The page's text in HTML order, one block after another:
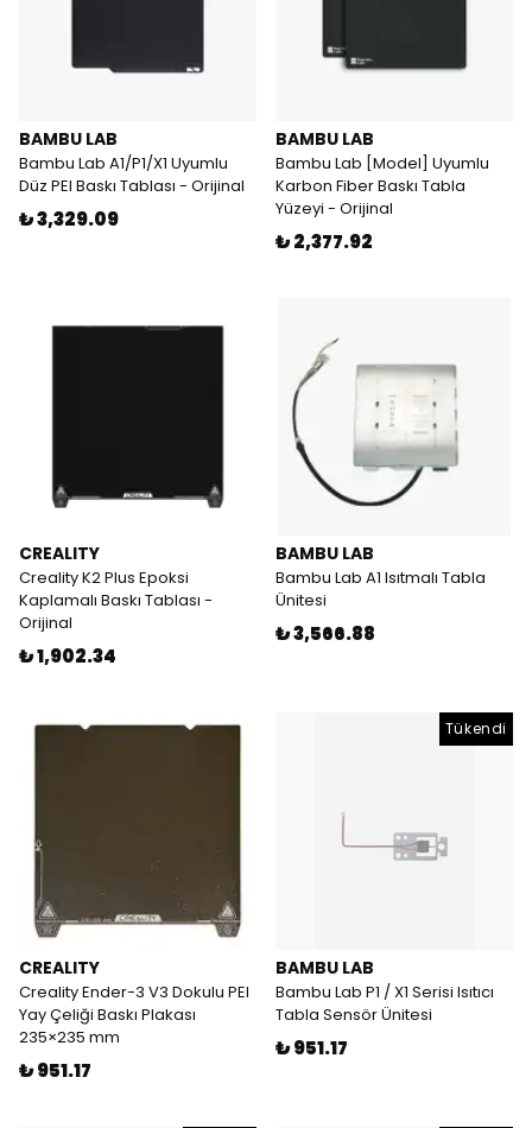
BAMBU LAB
Bambu Lab A1/P1/X1 Uyumlu
Düz PEI Baskı Tablası - Orijinal
₺ 3,329.09
BAMBU LAB
Bambu Lab [Model] Uyumlu
Karbon Fiber Baskı Tabla
Yüzeyi - Orijinal
₺ 2,377.92
CREALITY
Creality K2 Plus Epoksi
Kaplamalı Baskı Tablası -
Orijinal
₺ 1,902.34
BAMBU LAB
Bambu Lab A1 Isıtmalı Tabla
Ünitesi
₺ 3,566.88
CREALITY
Creality Ender-3 V3 Dokulu PEI
Yay Çeliği Baskı Plakası
235×235 mm
₺ 951.17
Tükendi
BAMBU LAB
Bambu Lab P1 / X1 Serisi Isıtıcı
Tabla Sensör Ünitesi
₺ 951.17